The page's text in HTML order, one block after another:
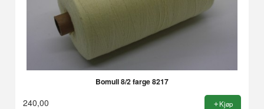
Bomull 8/2 farge 8217
240,00 Kjøp